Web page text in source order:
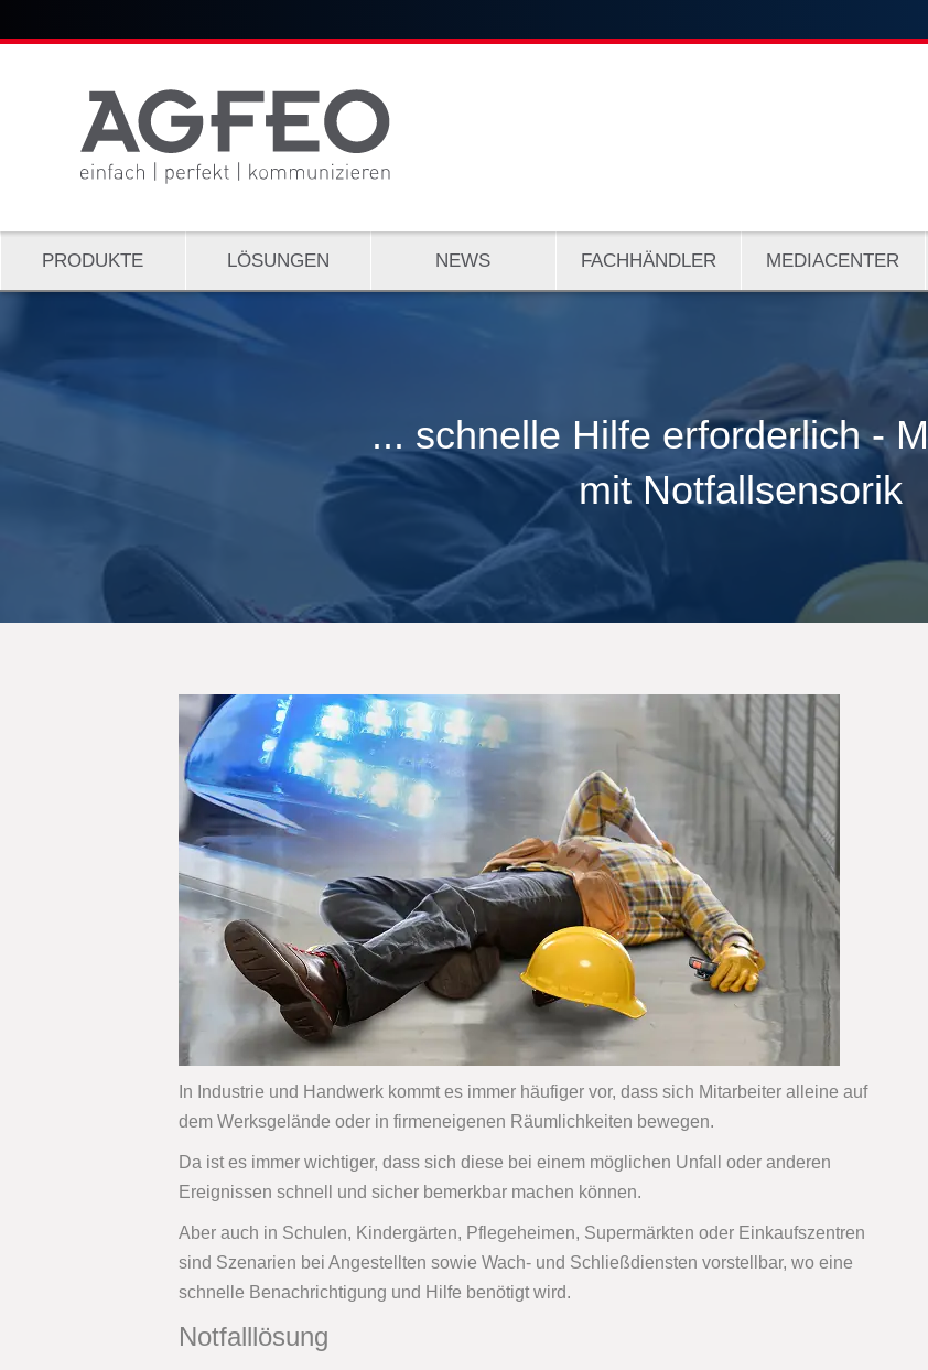
PRODUKTE LÖSUNGEN NEWS FACHHÄNDLER MEDIACENTER
... schnelle Hilfe erforderlich -
mit Notfallsensorik
In Industrie und Handwerk kommt es immer häufiger vor, dass sich Mitarbeiter alleine auf
dem Werksgelände oder in firmeneigenen Räumlichkeiten bewegen.
Da ist es immer wichtiger, dass sich diese bei einem möglichen Unfall oder anderen
Ereignissen schnell und sicher bemerkbar machen können.
Aber auch in Schulen, Kindergärten, Pflegeheimen, Supermärkten oder Einkaufszentren
sind Szenarien bei Angestellten sowie Wach- und Schließdiensten vorstellbar, wo eine
schnelle Benachrichtigung und Hilfe benötigt wird.
Notfalllösung